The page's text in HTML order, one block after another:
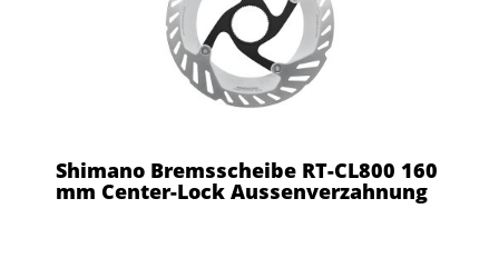
Shimano Bremsscheibe RT-CL800 160
mm Center-Lock Aussenverzahnung